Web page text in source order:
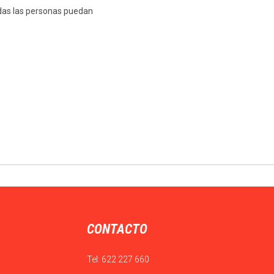
las personas puedan
CONTACTO
Tel: 622 227 660